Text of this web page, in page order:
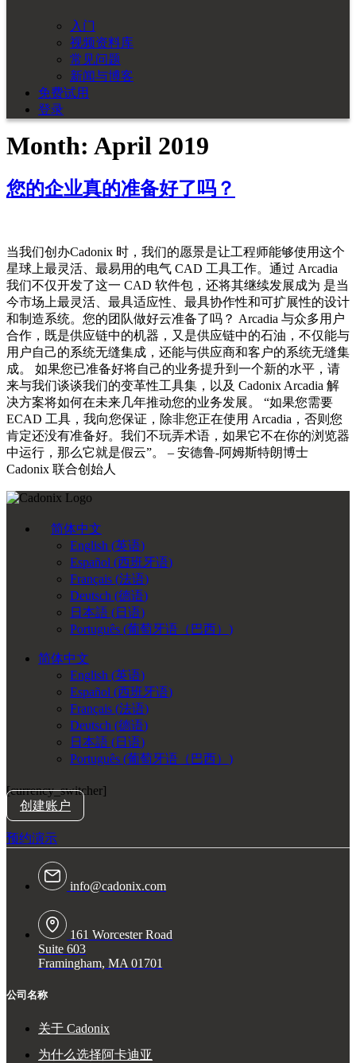
入门
视频资料库
常见问题
新闻与博客
免费试用
登录
Month: April 2019
您的企业真的准备好了吗？
当我们创办Cadonix 时，我们的愿景是让工程师能够使用这个
星球上最灵活、最易用的电气 CAD 工具工作。通过 Arcadia
我们不仅开发了这一 CAD 软件包，还将其继续发展成为 是当
今市场上最灵活、最具适应性、最具协作性和可扩展性的设计
和制造系统。您的团队做好云准备了吗？ Arcadia 与众多用户
合作，既是供应链中的机器，又是供应链中的石油，不仅能与
用户自己的系统无缝集成，还能与供应商和客户的系统无缝集
成。 如果您已准备好将自己的业务提升到一个新的水平，请
来与我们谈谈我们的变革性工具集，以及 Cadonix Arcadia 解
决方案将如何在未来几年推动您的业务发展。 “如果您需要
ECAD 工具，我向您保证，除非您正在使用 Arcadia，否则您
肯定还没有准备好。我们不玩弄术语，如果它不在你的浏览器
中运行，那么它就是假云”。 – 安德鲁-阿姆斯特朗博士
Cadonix 联合创始人
简体中文
English (英语)
Español (西班牙语)
Français (法语)
Deutsch (德语)
日本語 (日语)
Português (葡萄牙语（巴西） )
简体中文
English (英语)
Español (西班牙语)
Français (法语)
Deutsch (德语)
日本語 (日语)
Português (葡萄牙语（巴西） )
[currency_switcher]
创建账户
预约演示
info@cadonix.com
161 Worcester Road
Suite 603
Framingham, MA 01701
公司名称
关于 Cadonix
为什么选择阿卡迪亚